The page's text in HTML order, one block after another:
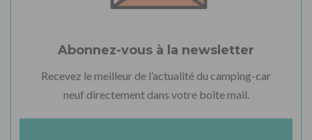
Abonnez-vous à la newsletter
Recevez le meilleur de l’actualité du camping-car
neuf directement dans votre boîte mail.